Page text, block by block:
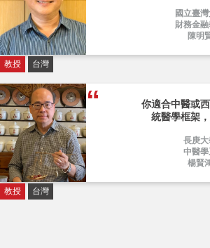
國立臺
財務金
陳明
教授 台灣
你適合中醫或
統醫學框架
長庚大
中醫學
楊賢
教授 台灣